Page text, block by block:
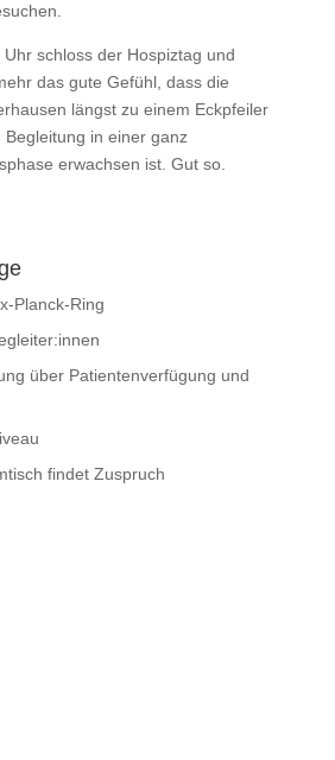
schloss der Hospiztag und
das gute Gefühl, dass die
längst zu einem Eckpfeiler
in einer ganz
erwachsen ist. Gut so.
Planck-Ring
über Patientenverfügung und
findet Zuspruch